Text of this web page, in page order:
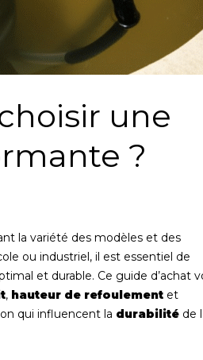
une
?
la variété des modèles et des
ou industriel, il est essentiel de
et durable. Ce guide d’achat
, hauteur de refoulement et
qui influencent la durabilité de